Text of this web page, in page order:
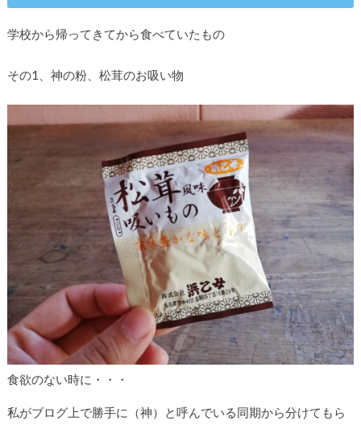
学校から帰ってきてから食べていたもの
その1、神の粉、松茸のお吸い物
食欲のない時に・・・
私がブログ上で勝手に（神）と呼んでいる同期から分けてもら